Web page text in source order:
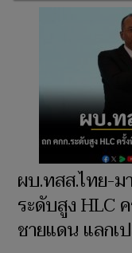
ผบ.ทสส.ไทย-ม
ระดับสูง HLC
ชายแดน แลกเ